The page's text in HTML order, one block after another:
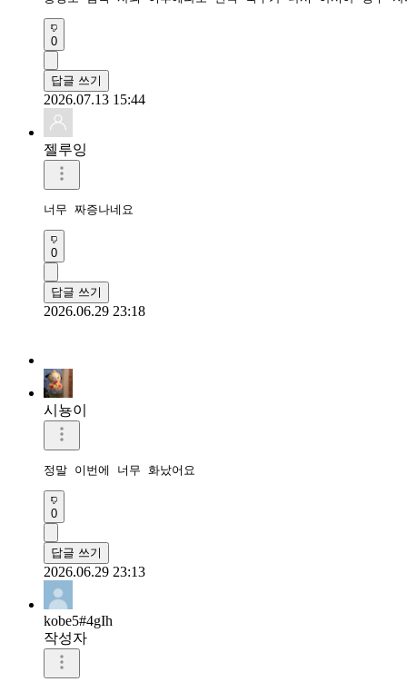
0
답글 쓰기
2026.07.13 15:44
젤루잉
너무 짜증나네요
0
답글 쓰기
2026.06.29 23:18
시뇽이
정말 이번에 너무 화났어요
0
답글 쓰기
2026.06.29 23:13
kobe5#4gIh
작성자